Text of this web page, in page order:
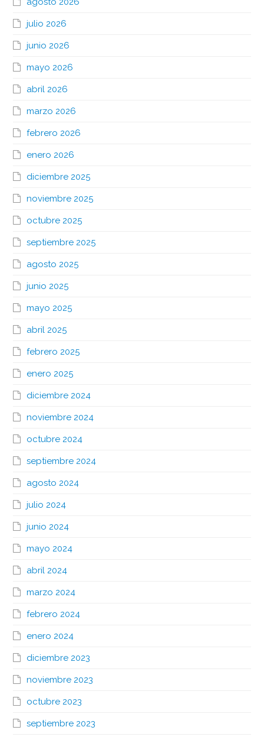
julio 2026
junio 2026
mayo 2026
abril 2026
marzo 2026
febrero 2026
enero 2026
diciembre 2025
noviembre 2025
octubre 2025
septiembre 2025
agosto 2025
junio 2025
mayo 2025
abril 2025
febrero 2025
enero 2025
diciembre 2024
noviembre 2024
octubre 2024
septiembre 2024
agosto 2024
julio 2024
junio 2024
mayo 2024
abril 2024
marzo 2024
febrero 2024
enero 2024
diciembre 2023
noviembre 2023
octubre 2023
septiembre 2023